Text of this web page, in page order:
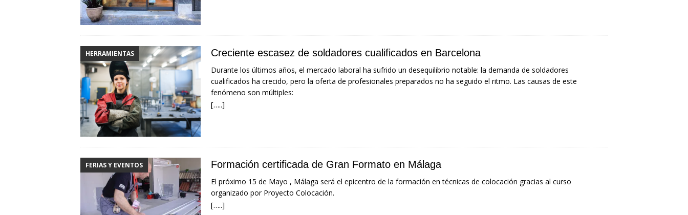
HERRAMIENTAS Creciente escasez de soldadores cualificados en Barcelona
Durante los últimos años, el mercado laboral ha sufrido un desequilibrio notable: la demanda de soldadores
cualificados ha crecido, pero la oferta de profesionales preparados no ha seguido el ritmo. Las causas de este
fenómeno son múltiples:
[…..]
FERIAS Y EVENTOS Formación certificada de Gran Formato en Málaga
El próximo 15 de Mayo , Málaga será el epicentro de la formación en técnicas de colocación gracias al curso
organizado por Proyecto Colocación.
[…..]